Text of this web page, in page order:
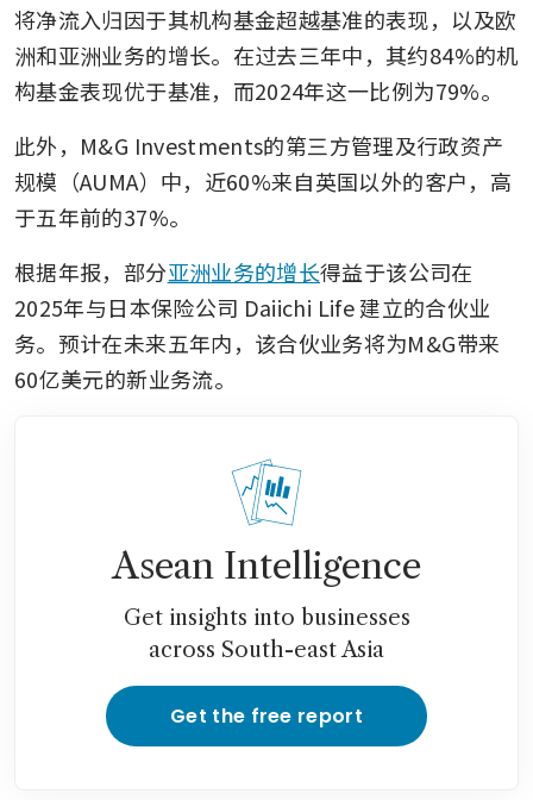
将净流入归因于其机构基金超越基准的表现，以及欧
洲和亚洲业务的增长。在过去三年中，其约84%的机
构基金表现优于基准，而2024年这一比例为79%。
此外，M&G Investments的第三方管理及行政资产
规模（AUMA）中，近60%来自英国以外的客户，高
于五年前的37%。
根据年报，部分亚洲业务的增长得益于该公司在
2025年与日本保险公司 Daiichi Life 建立的合伙业
务。预计在未来五年内，该合伙业务将为M&G带来
60亿美元的新业务流。
Asean Intelligence
Get insights into businesses
across South-east Asia
Get the free report